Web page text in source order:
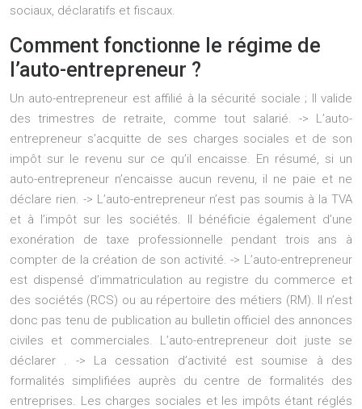
sociaux, déclaratifs et fiscaux.
Comment fonctionne le régime de
l’auto-entrepreneur ?
Un auto-entrepreneur est affilié à la sécurité sociale ; Il valide
des trimestres de retraite, comme tout salarié. -> L’auto-
entrepreneur s’acquitte de ses charges sociales et de son
impôt sur le revenu sur ce qu’il encaisse. En résumé, si un
auto-entrepreneur n’encaisse aucun revenu, il ne paie et ne
déclare rien. -> L’auto-entrepreneur n’est pas soumis à la TVA
et à l’impôt sur les sociétés. Il bénéficie également d’une
exonération de taxe professionnelle pendant trois ans à
compter de la création de son activité. -> L’auto-entrepreneur
est dispensé d’immatriculation au registre du commerce et
des sociétés (RCS) ou au répertoire des métiers (RM). Il n’est
donc pas tenu de publication au bulletin officiel des annonces
civiles et commerciales. L’auto-entrepreneur doit juste se
déclarer . -> La cessation d’activité est soumise à des
formalités simplifiées auprès du centre de formalités des
entreprises. Les charges sociales et les impôts étant réglés